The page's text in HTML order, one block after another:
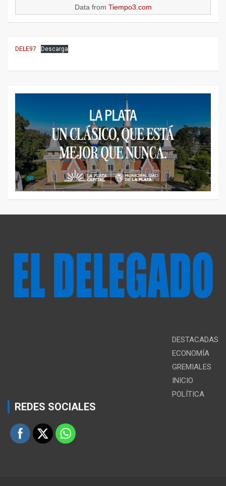
Data from Tiempo3.com
DELE97 Descarga
DESTACADAS
ECONOMÍA
GREMIALES
INICIO
POLÍTICA
REDES SOCIALES